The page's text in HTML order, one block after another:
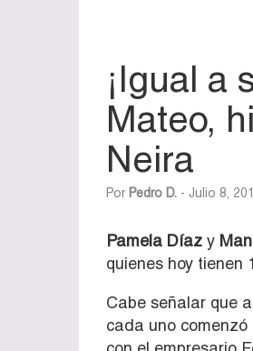
¡Igual a
Mateo,
Neira
Por Pedro D. - Julio 8,
Pamela Díaz y
quienes hoy tienen
Cabe señalar que
cada uno